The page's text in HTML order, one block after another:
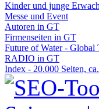
Kinder und junge
Messe und Event
Autoren in GT
Firmenseiten in GT
Future of Water - Global
RADIO in GT
Index - 20.000 Seiten,